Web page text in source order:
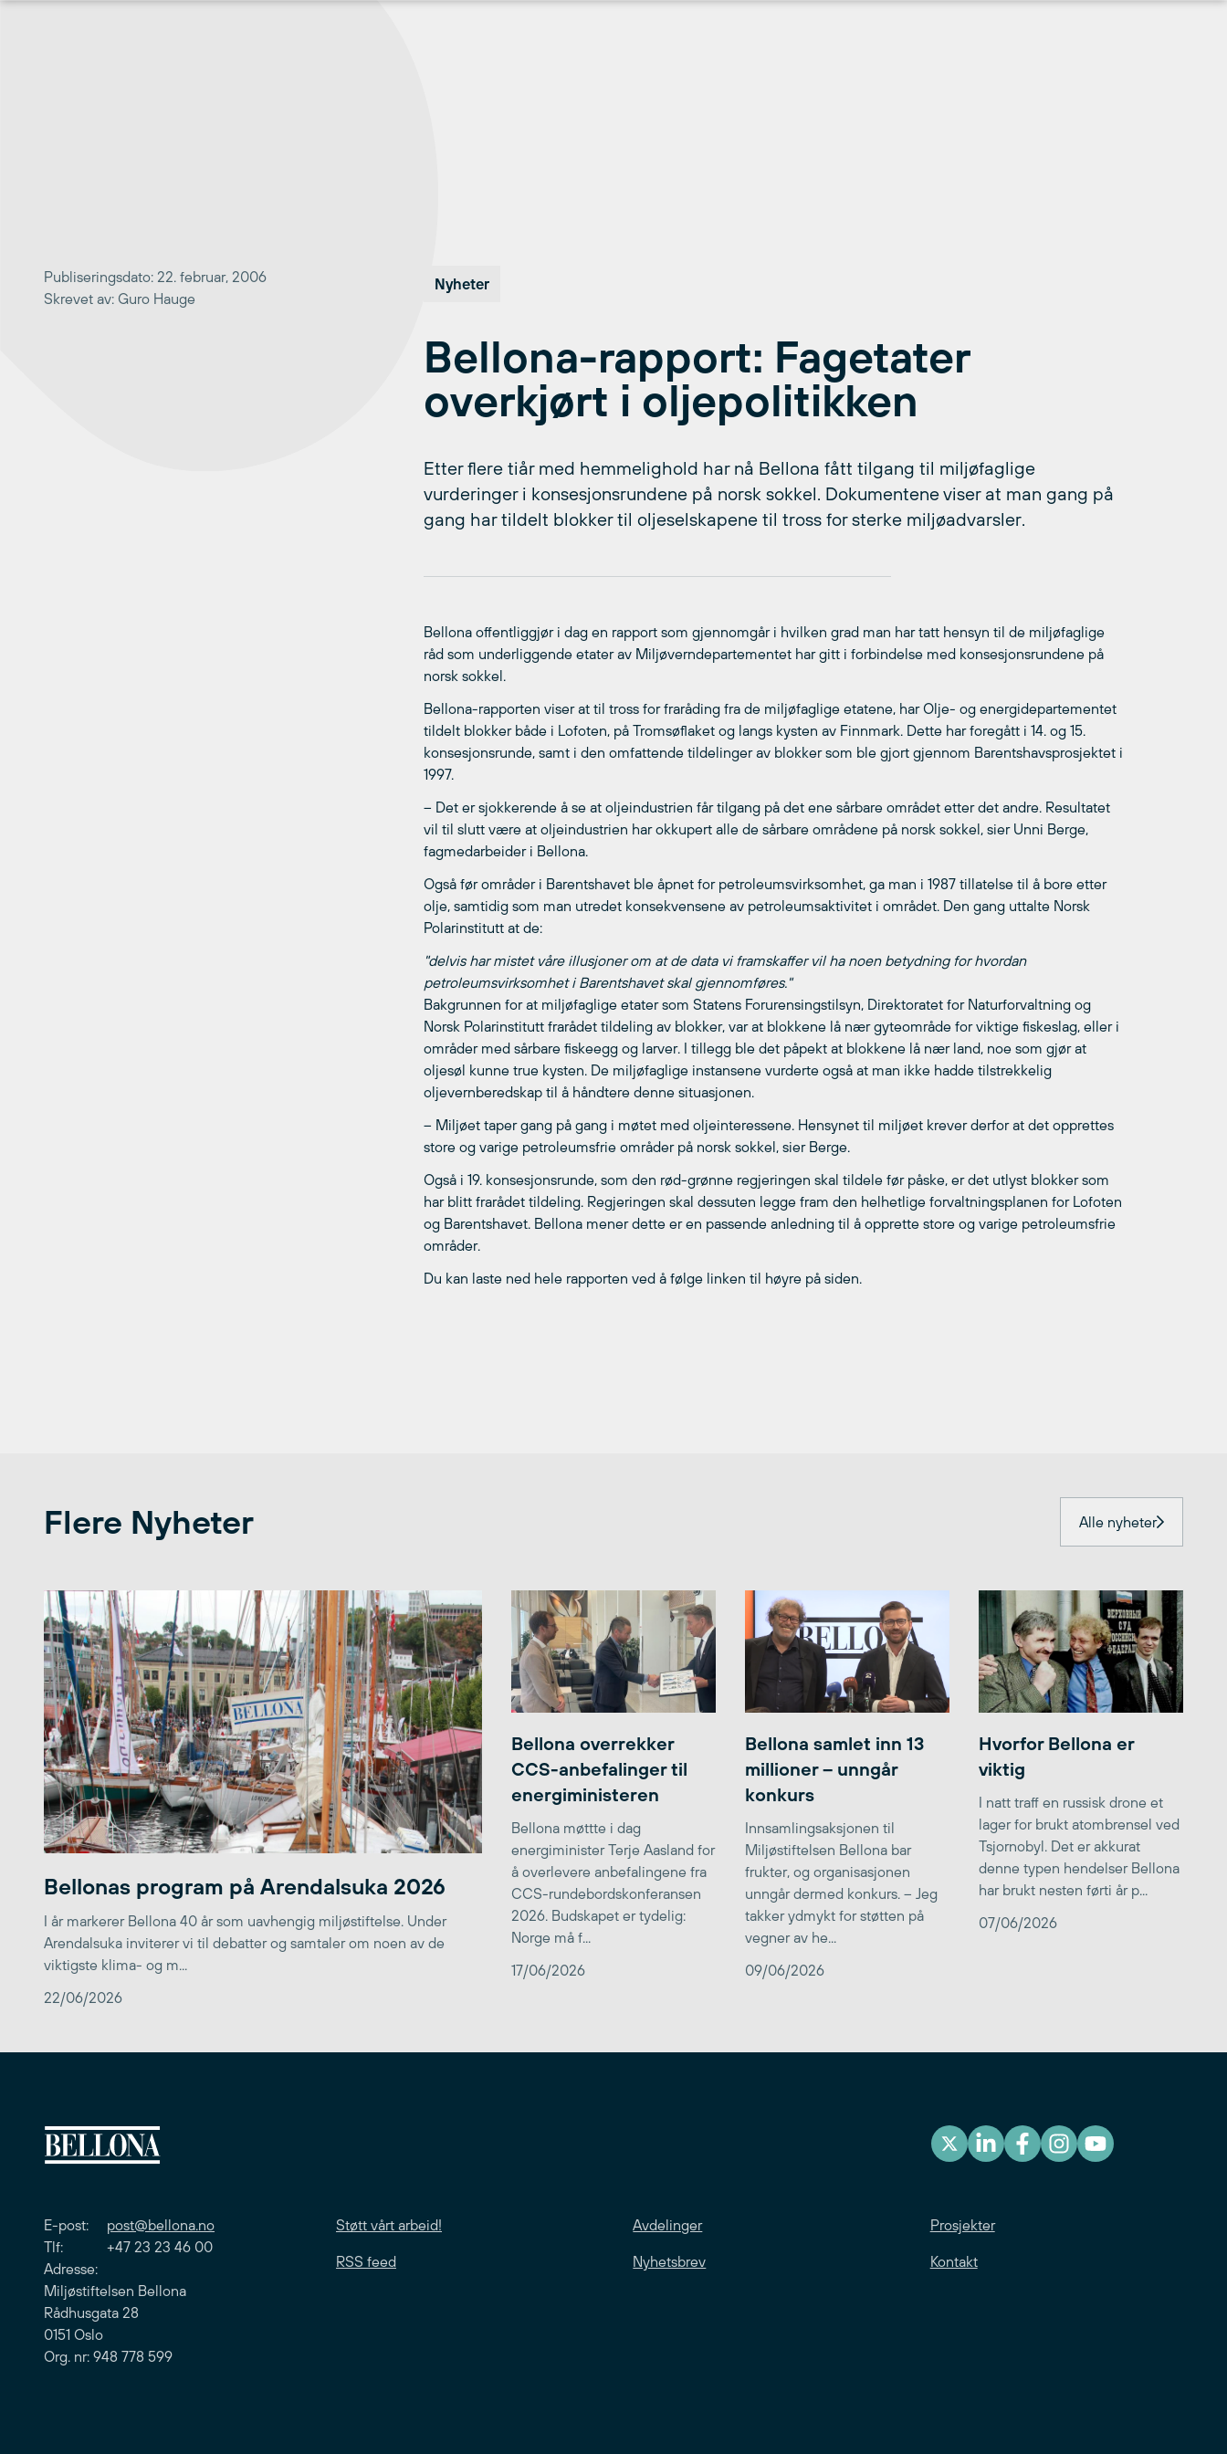
Publiseringsdato: 22. februar, 2006
Skrevet av: Guro Hauge
Nyheter
Bellona-rapport: Fagetater
overkjørt i oljepolitikken
Etter flere tiår med hemmelighold har nå Bellona fått tilgang til miljøfaglige
vurderinger i konsesjonsrundene på norsk sokkel. Dokumentene viser at man gang på
gang har tildelt blokker til oljeselskapene til tross for sterke miljøadvarsler.
Bellona offentliggjør i dag en rapport som gjennomgår i hvilken grad man har tatt hensyn til de miljøfaglige
råd som underliggende etater av Miljøverndepartementet har gitt i forbindelse med konsesjonsrundene på
norsk sokkel.
Bellona-rapporten viser at til tross for fraråding fra de miljøfaglige etatene, har Olje- og energidepartementet
tildelt blokker både i Lofoten, på Tromsøflaket og langs kysten av Finnmark. Dette har foregått i 14. og 15.
konsesjonsrunde, samt i den omfattende tildelinger av blokker som ble gjort gjennom Barentshavsprosjektet i
1997.
– Det er sjokkerende å se at oljeindustrien får tilgang på det ene sårbare området etter det andre. Resultatet
vil til slutt være at oljeindustrien har okkupert alle de sårbare områdene på norsk sokkel, sier Unni Berge,
fagmedarbeider i Bellona.
Også før områder i Barentshavet ble åpnet for petroleumsvirksomhet, ga man i 1987 tillatelse til å bore etter
olje, samtidig som man utredet konsekvensene av petroleumsaktivitet i området. Den gang uttalte Norsk
Polarinstitutt at de:
"delvis har mistet våre illusjoner om at de data vi framskaffer vil ha noen betydning for hvordan
petroleumsvirksomhet i Barentshavet skal gjennomføres."
Bakgrunnen for at miljøfaglige etater som Statens Forurensingstilsyn, Direktoratet for Naturforvaltning og
Norsk Polarinstitutt frarådet tildeling av blokker, var at blokkene lå nær gyteområde for viktige fiskeslag, eller i
områder med sårbare fiskeegg og larver. I tillegg ble det påpekt at blokkene lå nær land, noe som gjør at
oljesøl kunne true kysten. De miljøfaglige instansene vurderte også at man ikke hadde tilstrekkelig
oljevernberedskap til å håndtere denne situasjonen.
– Miljøet taper gang på gang i møtet med oljeinteressene. Hensynet til miljøet krever derfor at det opprettes
store og varige petroleumsfrie områder på norsk sokkel, sier Berge.
Også i 19. konsesjonsrunde, som den rød-grønne regjeringen skal tildele før påske, er det utlyst blokker som
har blitt frarådet tildeling. Regjeringen skal dessuten legge fram den helhetlige forvaltningsplanen for Lofoten
og Barentshavet. Bellona mener dette er en passende anledning til å opprette store og varige petroleumsfrie
områder.
Du kan laste ned hele rapporten ved å følge linken til høyre på siden.
Flere Nyheter Alle nyheter
Bellonas program på Arendalsuka 2026
I år markerer Bellona 40 år som uavhengig miljøstiftelse. Under
Arendalsuka inviterer vi til debatter og samtaler om noen av de
viktigste klima- og m...
22/06/2026
Bellona overrekker
CCS-anbefalinger til
energiministeren
Bellona møttte i dag
energiminister Terje Aasland for
å overlevere anbefalingene fra
CCS-rundebordskonferansen
2026. Budskapet er tydelig:
Norge må f...
17/06/2026
Bellona samlet inn 13
millioner – unngår
konkurs
Innsamlingsaksjonen til
Miljøstiftelsen Bellona bar
frukter, og organisasjonen
unngår dermed konkurs. – Jeg
takker ydmykt for støtten på
vegner av he...
09/06/2026
Hvorfor Bellona er
viktig
I natt traff en russisk drone et
lager for brukt atombrensel ved
Tsjornobyl. Det er akkurat
denne typen hendelser Bellona
har brukt nesten førti år p...
07/06/2026
E-post: post@bellona.no
Tlf: +47 23 23 46 00
Adresse:
Miljøstiftelsen Bellona
Rådhusgata 28
0151 Oslo
Org. nr: 948 778 599
Støtt vårt arbeid! Avdelinger Prosjekter
RSS feed Nyhetsbrev Kontakt